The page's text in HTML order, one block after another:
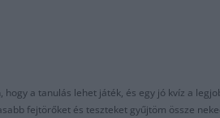
hogy a tanulás lehet játék, és egy jó kvíz a
fejtörőket és teszteket gyűjtöm össze